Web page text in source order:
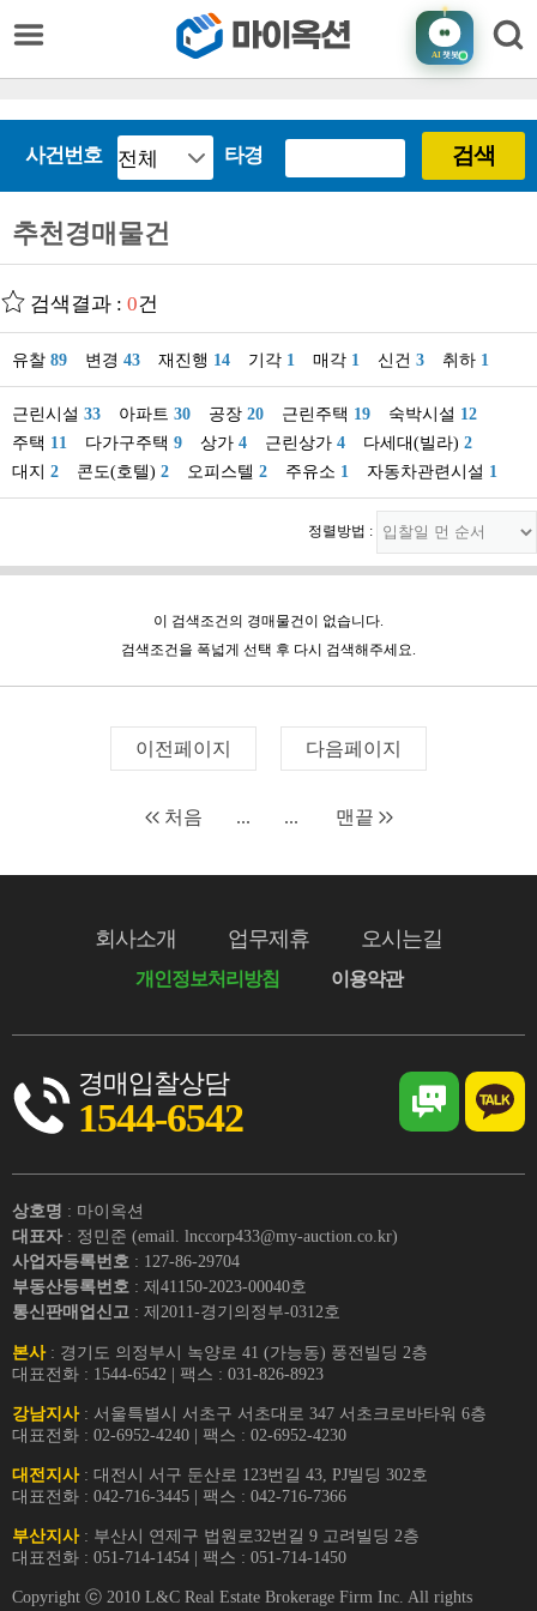
AI챗봇
사건번호 타경 검색
추천경매물건
검색결과 : 0건
유찰 89 변경 43 재진행 14 기각 1 매각 1 신건 3 취하 1
근린시설 33 아파트 30 공장 20 근린주택 19 숙박시설 12
주택 11 다가구주택 9 상가 4 근린상가 4 다세대(빌라) 2
대지 2 콘도(호텔) 2 오피스텔 2 주유소 1 자동차관련시설 1
정렬방법 :
이 검색조건의 경매물건이 없습니다.
검색조건을 폭넓게 선택 후 다시 검색해주세요.
이전페이지 다음페이지
처음 ... ... 맨끝
회사소개 업무제휴 오시는길
개인정보처리방침 이용약관
경매입찰상담
1544-6542
상호명 : 마이옥션
대표자 : 정민준 (email. lnccorp433@my-auction.co.kr)
사업자등록번호 : 127-86-29704
부동산등록번호 : 제41150-2023-00040호
통신판매업신고 : 제2011-경기의정부-0312호
본사: 경기도 의정부시 녹양로 41 (가능동) 풍전빌딩 2층
대표전화 : 1544-6542 | 팩스 : 031-826-8923
강남지사: 서울특별시 서초구 서초대로 347 서초크로바타워 6층
대표전화 : 02-6952-4240 | 팩스 : 02-6952-4230
대전지사: 대전시 서구 둔산로 123번길 43, PJ빌딩 302호
대표전화 : 042-716-3445 | 팩스 : 042-716-7366
부산지사: 부산시 연제구 법원로32번길 9 고려빌딩 2층
대표전화 : 051-714-1454 | 팩스 : 051-714-1450
Copyright ⓒ 2010 L&C Real Estate Brokerage Firm Inc. All rights